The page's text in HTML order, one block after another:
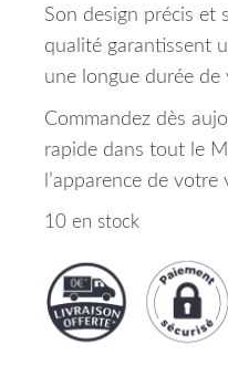
Son design précis et
qualité garantissent
une longue durée de
Commandez dès
rapide dans tout le
l’apparence de
10 en stock